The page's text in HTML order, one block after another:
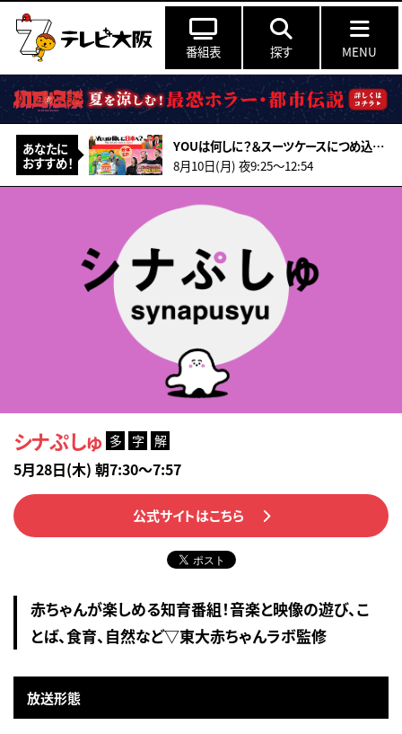
番組表 探す MENU
あなたに
おすすめ！
YOUは何しに？＆スーツケースにつめ込んで＆ニッポン行きたい人応援団合体SP
8月10日(月) 夜9:25〜12:54
シナぷしゅ 多 字 解
5月28日(木) 朝7:30～7:57
公式サイトはこちら
赤ちゃんが楽しめる知育番組！音楽と映像の遊び、こ
とば、食育、自然など▽東大赤ちゃんラボ監修
放送形態